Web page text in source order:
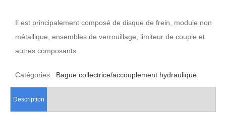
Il est principalement composé de disque de frein, module non
métallique, ensembles de verrouillage, limiteur de couple et
autres composants.
Catégories : Bague collectrice/accouplement hydraulique
Description